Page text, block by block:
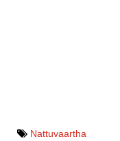
Nattuvaartha